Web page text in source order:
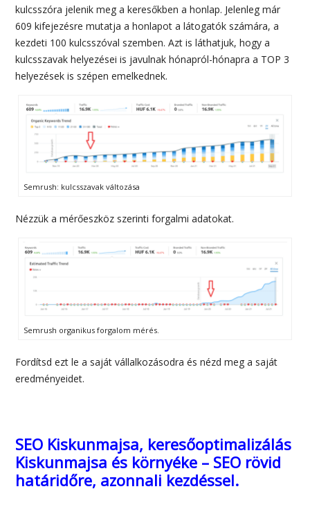
kulcsszóra jelenik meg a keresőkben a honlap. Jelenleg már
609 kifejezésre mutatja a honlapot a látogatók számára, a
kezdeti 100 kulcsszóval szemben. Azt is láthatjuk, hogy a
kulcsszavak helyezései is javulnak hónapról-hónapra a TOP 3
helyezések is szépen emelkednek.
Semrush: kulcsszavak változása
Nézzük a mérőeszköz szerinti forgalmi adatokat.
Semrush organikus forgalom mérés.
Fordítsd ezt le a saját vállalkozásodra és nézd meg a saját
eredményeidet.
SEO Kiskunmajsa, keresőoptimalizálás
Kiskunmajsa és környéke – SEO rövid
határidőre, azonnali kezdéssel.